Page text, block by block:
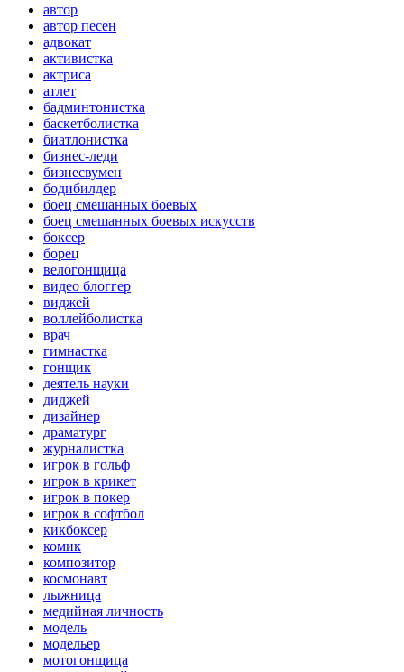
автор
автор песен
адвокат
активистка
актриса
атлет
бадминтонистка
баскетболистка
биатлонистка
бизнес-леди
бизнесвумен
бодибилдер
боец смешанных боевых
боец смешанных боевых искусств
боксер
борец
велогонщица
видео блоггер
виджей
воллейболистка
врач
гимнастка
гонщик
деятель науки
диджей
дизайнер
драматург
журналистка
игрок в гольф
игрок в крикет
игрок в покер
игрок в софтбол
кикбоксер
комик
композитор
космонавт
лыжница
медийная личность
модель
модельер
мотогонщица